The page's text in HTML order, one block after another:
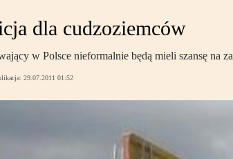
dla cudzoziemców
w Polsce nieformalnie będą mieli szansę na
29.07.2011 01:52